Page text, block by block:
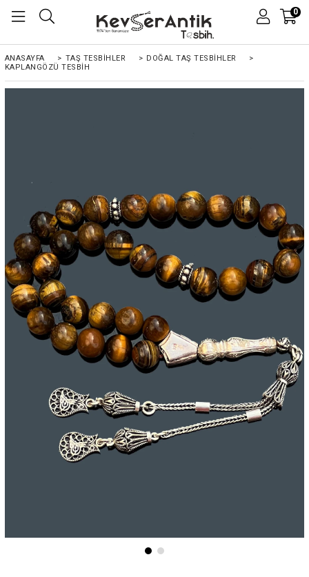
0
ANASAYFA > TAŞ TESBİHLER > DOĞAL TAŞ TESBİHLER
>
KAPLANGÖZÜ TESBIH